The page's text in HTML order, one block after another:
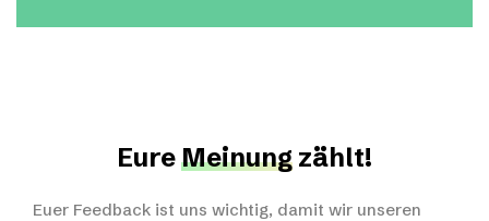
EureMeinung zählt!
Euer Feedback ist uns wichtig, damit wir unseren